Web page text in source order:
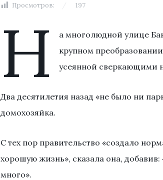
Просмотров: 197
Н
а многолюдной улице
крупном
усеянной сверкающими
Два десятилетия назад «не было ни
домохозяйка.
С тех пор правительство «создало
хорошую жизнь», сказала она,
много».